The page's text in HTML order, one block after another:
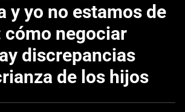
y yo no estamos de
cómo negociar
discrepancias
de los hijos